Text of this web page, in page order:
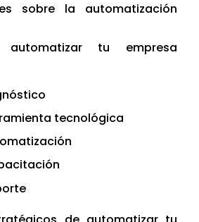
sobre la automatización
automatizar tu empresa
tecnológica